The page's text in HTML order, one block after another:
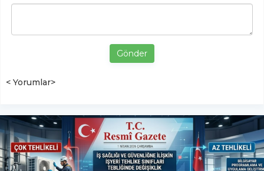
Gönder
< Yorumlar>